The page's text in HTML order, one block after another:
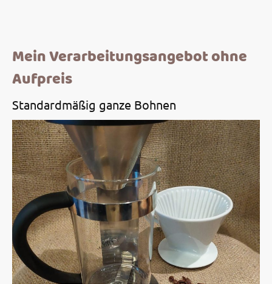
Mein Verarbeitungsangebot ohne
Aufpreis
Standardmäßig ganze Bohnen